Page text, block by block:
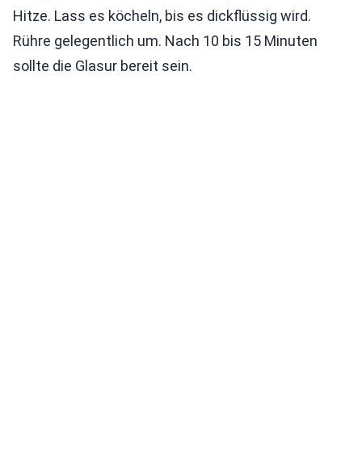
Hitze. Lass es köcheln, bis es dickflüssig wird.
Rühre gelegentlich um. Nach 10 bis 15 Minuten
sollte die Glasur bereit sein.